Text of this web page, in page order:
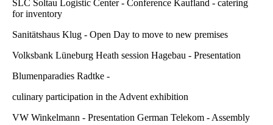
SLC Soltau Logistic Center - Conference Kaufland - catering
for inventory
Sanitätshaus Klug - Open Day to move to new premises
Volksbank Lüneburg Heath session Hagebau - Presentation
Blumenparadies Radtke -
culinary participation in the Advent exhibition
VW Winkelmann - Presentation German Telekom - Assembly